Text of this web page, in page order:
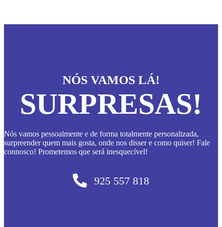
chosen
NÓS VAMOS LÁ!
SURPRESAS!
Nós vamos pessoalmente e de forma totalmente personalizada,
surpreender quem mais gosta, onde nos disser e como quiser! Fale
connosco! Prometemos que será inesquecível!
925 557 818